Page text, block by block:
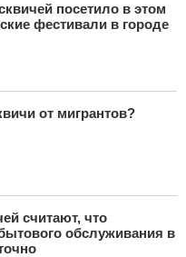
посетило в этом
фестивали в городе
от мигрантов?
считают, что
обслуживания в